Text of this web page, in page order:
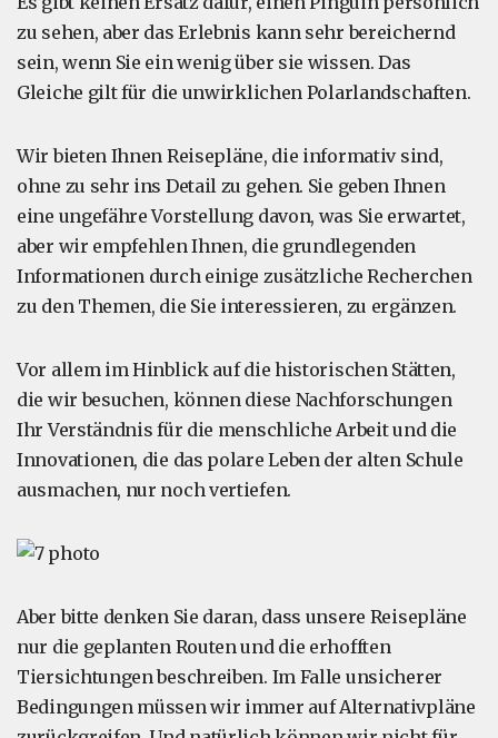
zu sehen, aber das Erlebnis kann sehr bereichernd
sein, wenn Sie ein wenig über sie wissen. Das
Gleiche gilt für die unwirklichen Polarlandschaften.
Wir bieten Ihnen Reisepläne, die informativ sind,
ohne zu sehr ins Detail zu gehen. Sie geben Ihnen
eine ungefähre Vorstellung davon, was Sie erwartet,
aber wir empfehlen Ihnen, die grundlegenden
Informationen durch einige zusätzliche Recherchen
zu den Themen, die Sie interessieren, zu ergänzen.
Vor allem im Hinblick auf die historischen Stätten,
die wir besuchen, können diese Nachforschungen
Ihr Verständnis für die menschliche Arbeit und die
Innovationen, die das polare Leben der alten Schule
ausmachen, nur noch vertiefen.
Aber bitte denken Sie daran, dass unsere Reisepläne
nur die geplanten Routen und die erhofften
Tiersichtungen beschreiben. Im Falle unsicherer
Bedingungen müssen wir immer auf Alternativpläne